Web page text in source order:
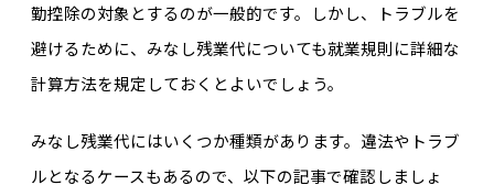
勤控除の対象とするのが一般的です。しかし、トラブルを
避けるために、みなし残業代についても就業規則に詳細な
計算方法を規定しておくとよいでしょう。
みなし残業代にはいくつか種類があります。違法やトラブ
ルとなるケースもあるので、以下の記事で確認しましょ